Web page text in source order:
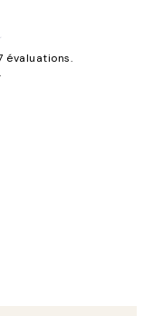
évaluations.